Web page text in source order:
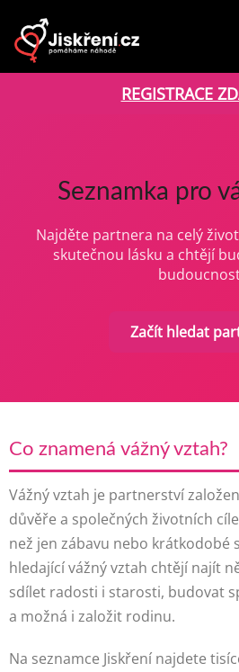
REGISTRACE
Seznamka pro
Najděte partnera na celý
skutečnou lásku a chtějí
Začít hledat
Co znamená vážný vztah?
Vážný vztah je partnerství
důvěře a společných životních
než jen zábavu nebo krátkodobé
hledající vážný vztah chtějí najít
sdílet radosti i starosti, budovat
a možná i založit rodinu.
Na seznamce Jiskření najdete